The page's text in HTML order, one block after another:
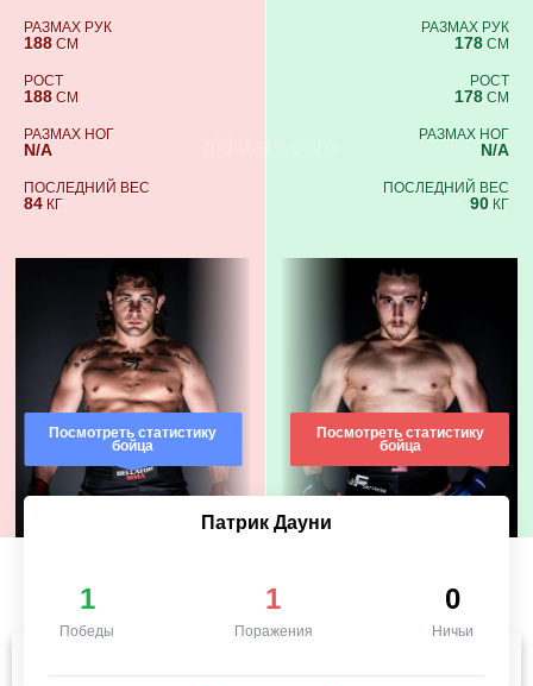
РАЗМАХ РУК
188 СМ
РОСТ
188 СМ
РАЗМАХ НОГ
N/A
ПОСЛЕДНИЙ ВЕС
84 КГ
Посмотреть статистику
бойца
РАЗМАХ РУК
178 СМ
РОСТ
178 СМ
РАЗМАХ НОГ
N/A
ПОСЛЕДНИЙ ВЕС
90 КГ
Посмотреть статистику
бойца
Патрик Дауни
1
Победы
1
Поражения
0
Ничьи